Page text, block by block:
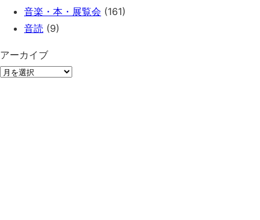
音楽・本・展覧会 (161)
音読 (9)
アーカイブ